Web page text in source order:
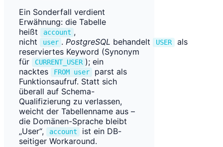
Ein Sonderfall verdient
Erwähnung: die Tabelle
heißt
account ,
nicht
user .PostgreSQL behandelt USER
als
reserviertes Keyword (Synonym
für
CURRENT_USER ); ein
nacktes
FROM user
parst als
Funktionsaufruf. Statt sich
überall auf Schema-
Qualifizierung zu verlassen,
weicht der Tabellenname aus –
die Domänen-Sprache bleibt
„User“,
account
ist ein DB-
seitiger Workaround.